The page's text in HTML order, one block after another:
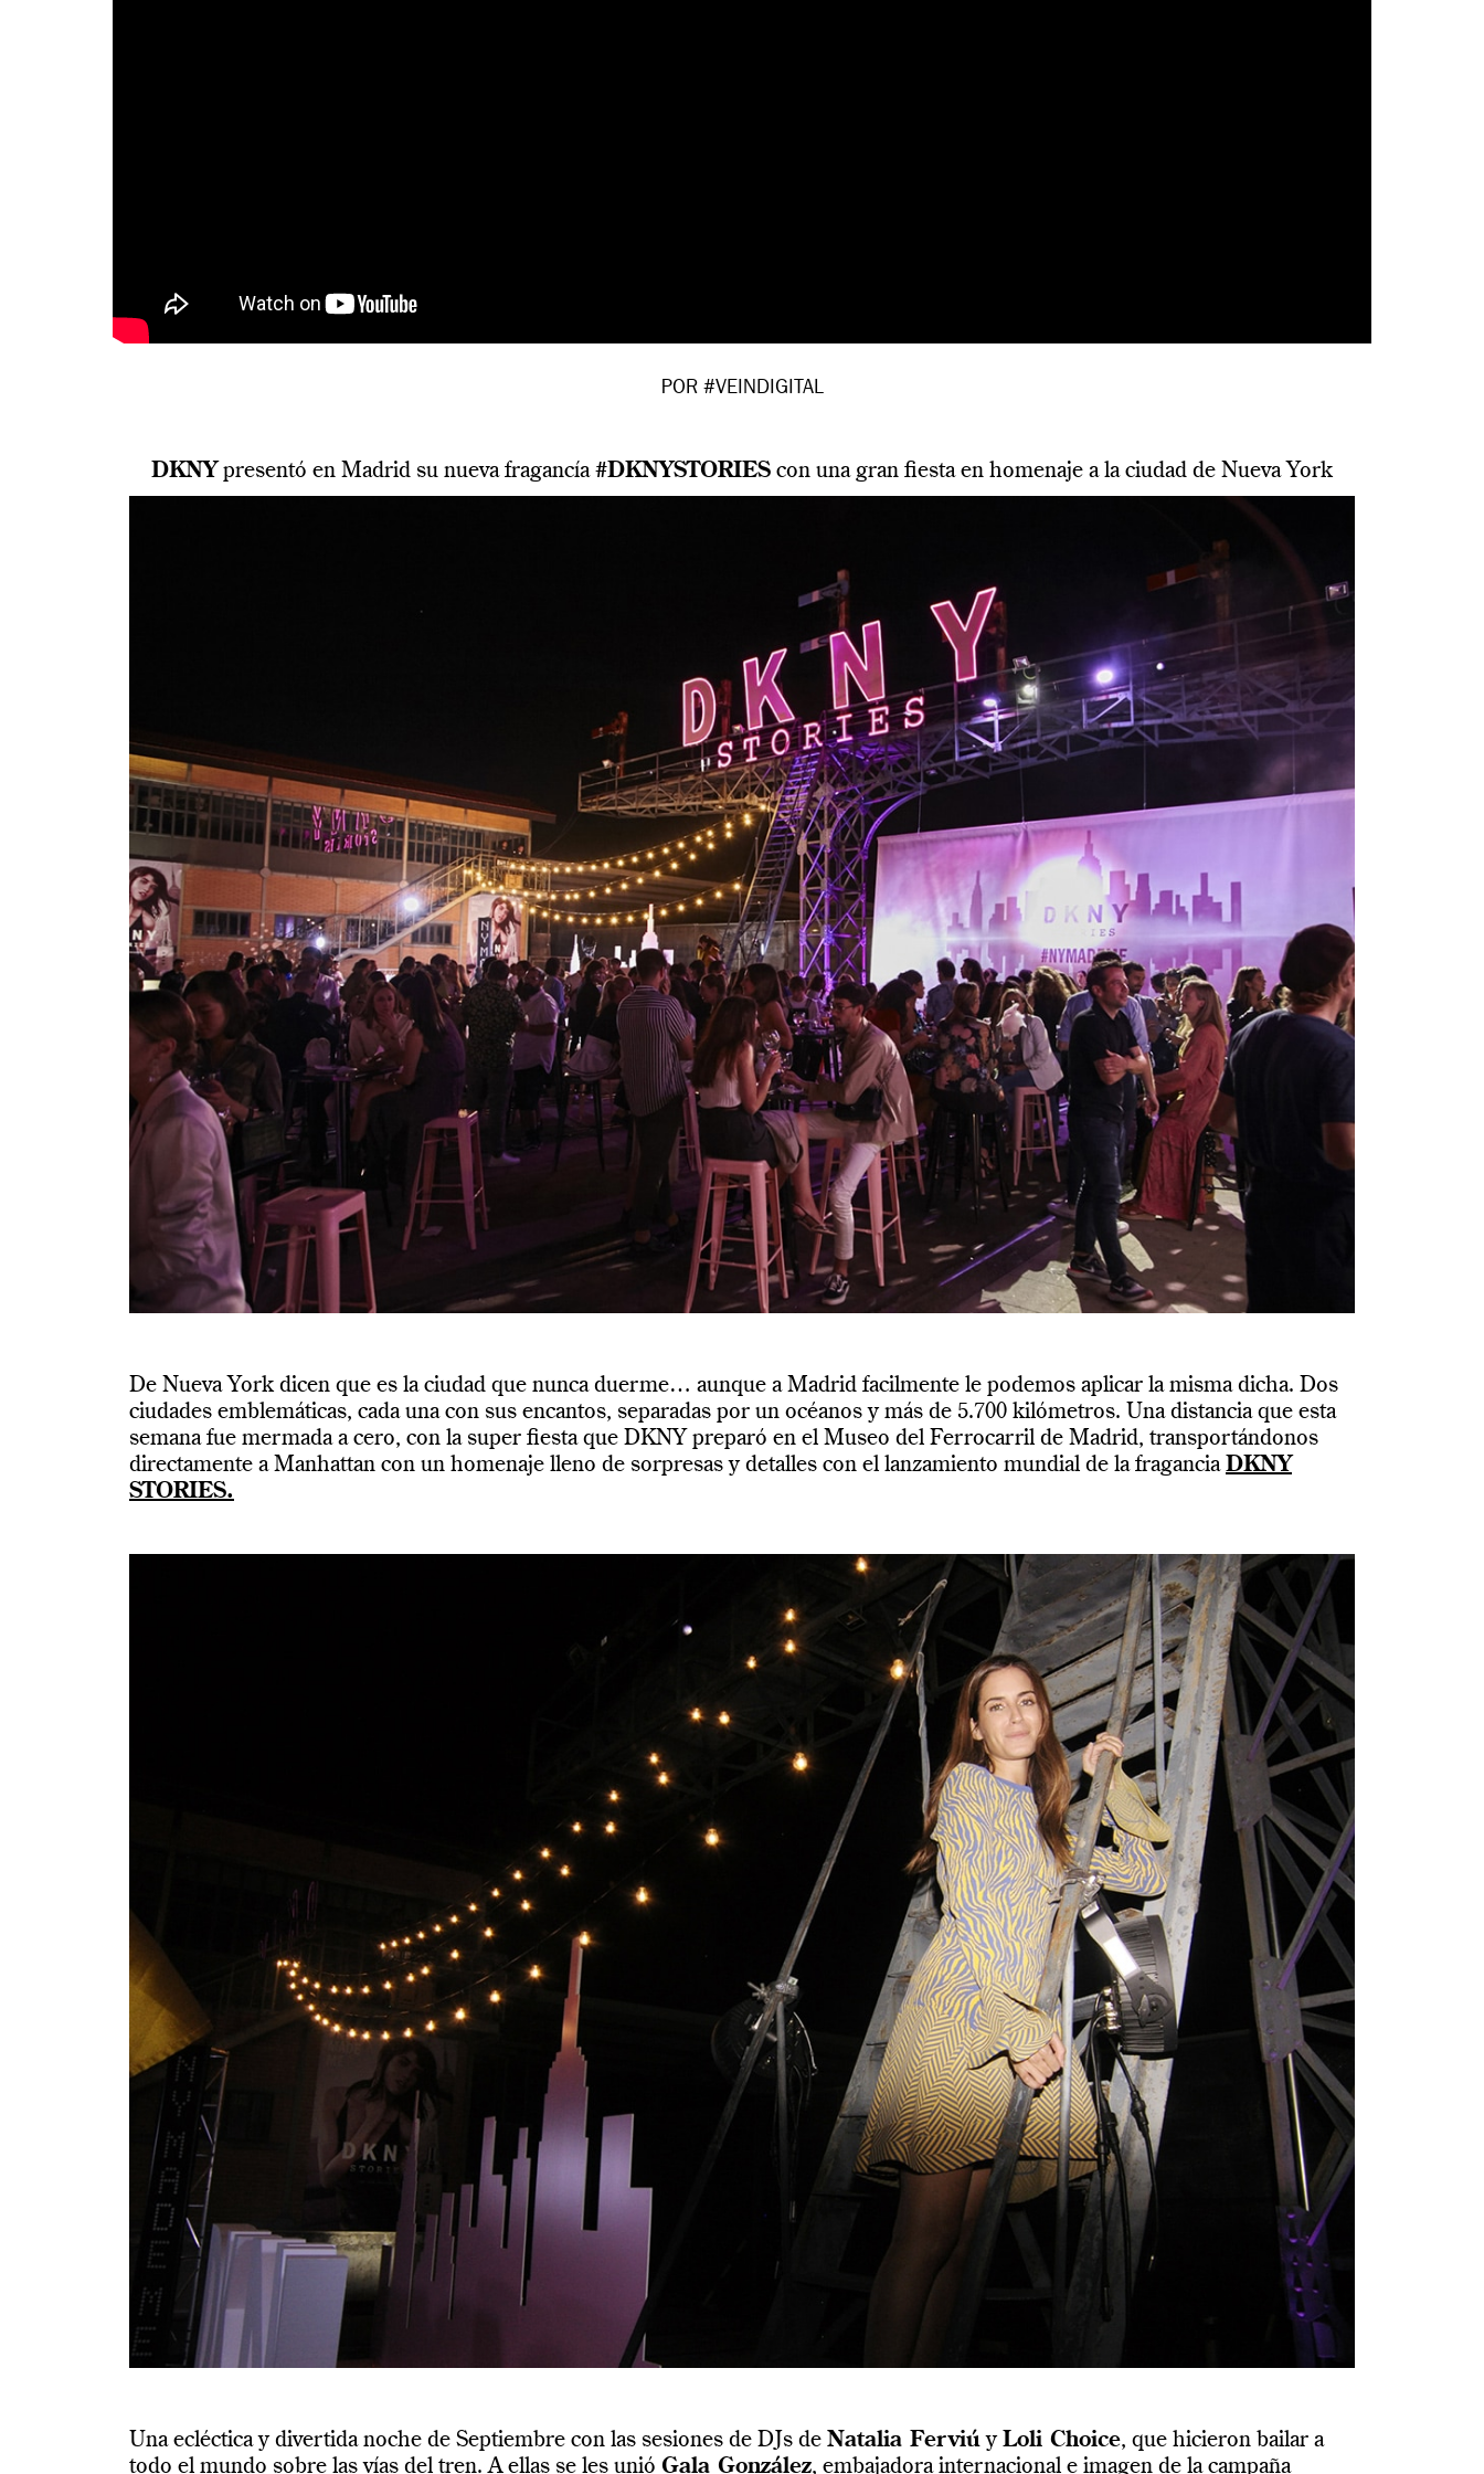
POR #VEINDIGITAL
DKNY presentó en Madrid su nueva fragancía #DKNYSTORIES con una gran fiesta en homenaje a la ciudad de Nueva York
De Nueva York dicen que es la ciudad que nunca duerme… aunque a Madrid facilmente le podemos aplicar la misma dicha. Dos
ciudades emblemáticas, cada una con sus encantos, separadas por un océanos y más de 5.700 kilómetros. Una distancia que esta
semana fue mermada a cero, con la super fiesta que DKNY preparó en el Museo del Ferrocarril de Madrid, transportándonos
directamente a Manhattan con un homenaje lleno de sorpresas y detalles con el lanzamiento mundial de la fragancia DKNY
STORIES.
Una ecléctica y divertida noche de Septiembre con las sesiones de DJs de Natalia Ferviú y Loli Choice, que hicieron bailar a
todo el mundo sobre las vías del tren. A ellas se les unió Gala González, embajadora internacional e imagen de la campaña